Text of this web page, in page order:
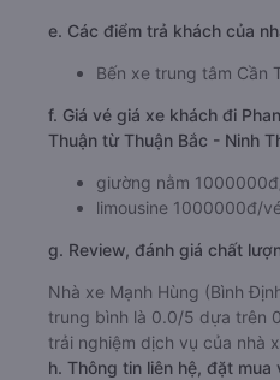
e. Các điểm trả khách của
Bến xe trung tâm Cần
f. Giá vé giá xe khách đi
Thuận từ Thuận Bắc - Ninh
giường nằm
limousine 1000000đ/vé
g. Review, đánh giá chất
Nhà xe Mạnh Hùng (Bình
trung bình là 0.0/5 dựa trên
trải nghiệm dịch vụ của nhà
h. Thông tin liên hệ, đặt